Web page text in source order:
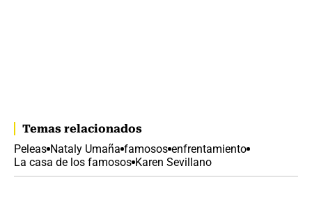
Temas relacionados
Peleas Nataly Umaña famosos enfrentamiento
La casa de los famosos Karen Sevillano